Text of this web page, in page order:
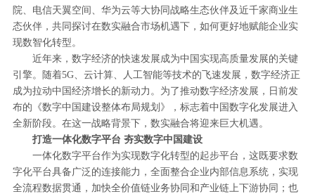
院、电信天翼空间、华为云等大协同战略生态伙伴及近千家商业生
态伙伴，共同探讨在数实融合市场机遇下，如何更好地赋能企业实
现数智化转型。
近年来，数字经济的快速发展成为中国实现高质量发展的关键
引擎。随着5G、云计算、人工智能等技术的飞速发展，数字经济正
成为拉动中国经济增长的新动力。为了推动数字经济发展，日前发
布的《数字中国建设整体布局规划》，标志着中国数字化发展进入
全新阶段。在这一战略背景下，数实融合将迎来巨大机遇。
打造一体化数字平台 夯实数字中国建设
一体化数字平台作为实现数字化转型的起步平台，这既要求数
字化平台具备广泛的连接能力，全面整合企业内部信息系统，实现
全流程数据贯通，加快全价值链业务协同和产业链上下游协同；也